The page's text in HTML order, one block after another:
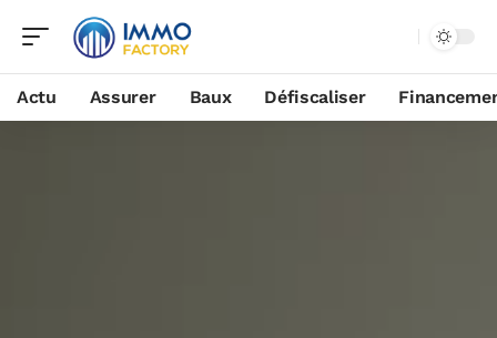
Actu Assurer Baux Défiscaliser